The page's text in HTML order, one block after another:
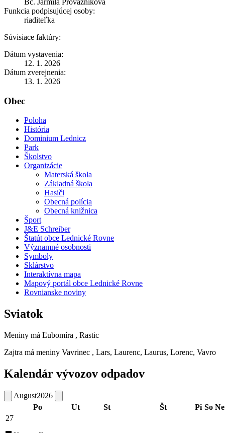
Funkcia podpisujúcej osoby:
riaditeľka
Súvisiace faktúry:
Dátum vystavenia:
12. 1. 2026
Dátum zverejnenia:
13. 1. 2026
Obec
Poloha
História
Dominium Lednicz
Park
Školstvo
Organizácie
Materská škola
Základná škola
Hasiči
Obecná polícia
Obecná knižnica
Šport
J&E Schreiber
Štatút obce Lednické Rovne
Významné osobnosti
Symboly
Sklárstvo
Interaktívna mapa
Mapový portál obce Lednické Rovne
Rovnianske noviny
Sviatok
Meniny má Ľubomíra , Rastic
Zajtra má meniny Vavrinec , Lars, Laurenc, Laurus, Lorenc, Vavro
Kalendár vývozov odpadov
August2026
Po
Ut St Št Pi So Ne
27